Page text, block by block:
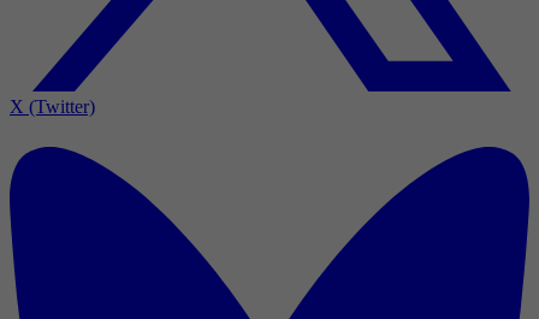
X (Twitter)